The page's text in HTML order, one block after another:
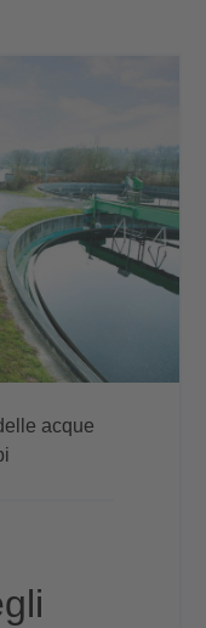
acque